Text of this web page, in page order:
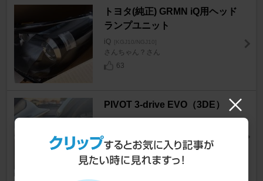
トヨタ(純正) GRMN iQ用ヘッド
ランプユニット
iQ [KGJ10/NGJ10]
さんちゃん？さん
63
PIVOT 3-drive EVO（3DE）
6